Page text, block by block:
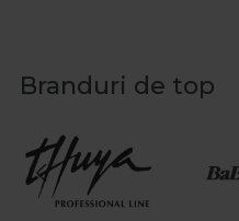
Branduri de top